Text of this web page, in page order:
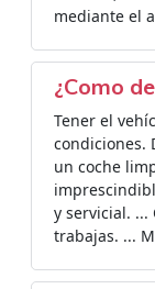
mediante el
¿Como
Tener el
condiciones.
un coche
y servicial.
trabajas. ...